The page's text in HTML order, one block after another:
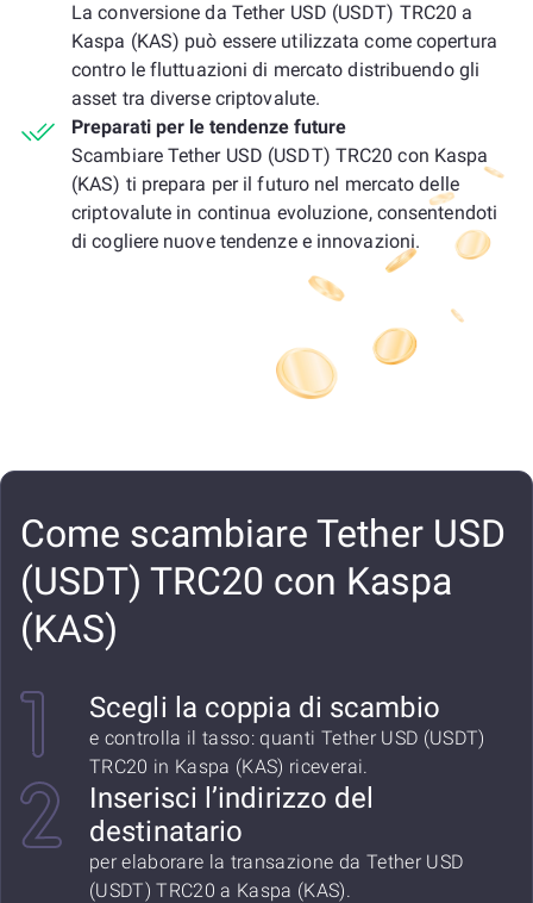
La conversione da Tether USD (USDT) TRC20 a
Kaspa (KAS) può essere utilizzata come copertura
contro le fluttuazioni di mercato distribuendo gli
asset tra diverse criptovalute.
Preparati per le tendenze future
Scambiare Tether USD (USDT) TRC20 con Kaspa
(KAS) ti prepara per il futuro nel mercato delle
criptovalute in continua evoluzione, consentendoti
di cogliere nuove tendenze e innovazioni.
Come scambiare Tether USD
(USDT) TRC20 con Kaspa
(KAS)
Scegli la coppia di scambio
e controlla il tasso: quanti Tether USD (USDT)
TRC20 in Kaspa (KAS) riceverai.
Inserisci l’indirizzo del
destinatario
per elaborare la transazione da Tether USD
(USDT) TRC20 a Kaspa (KAS).